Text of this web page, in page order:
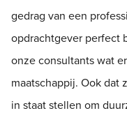
gedrag van een
opdrachtgever perfect
onze consultants wat
maatschappij. Ook dat
in staat stellen om